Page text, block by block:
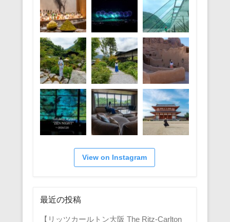
View on Instagram
最近の投稿
【リッツカールトン大阪 The Ritz-Carlton